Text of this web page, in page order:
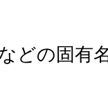
どの固有